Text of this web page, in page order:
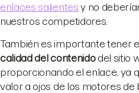
enlaces salientes y no
nuestros competidores.
También es importante tener
calidad del contenidodel sitio
proporcionando el enlace, ya
valor a ojos de los motores de